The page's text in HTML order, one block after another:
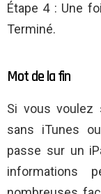
Étape 4 : Une
Terminé.
Mot de la fin
Si vous voulez
sans iTunes
passe sur un
informations